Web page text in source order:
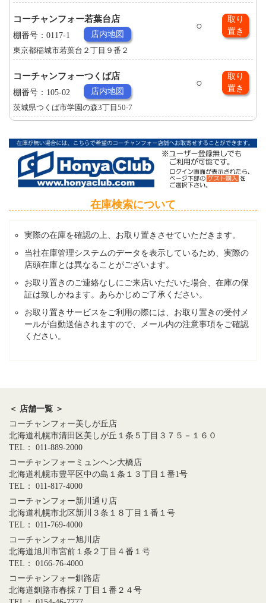
コーチャンフォー若葉台店
○
取り
置き
棚番号：0117-1 店内地図
東京都稲城市若葉台２丁目９番２
コーチャンフォーつくば店
○
取り
置き
棚番号：105-02 店内地図
茨城県つくば市学園の森3丁目50-7
在庫検索について
実際の在庫を確認の上、お取り置きさせていただきます。
当社在庫管理システムのデータを表示しているため、実際の
店頭在庫とは異なることがございます。
お取り置きのご連絡なしにご来店いただいた場合、在庫の保
証は致しかねます。あらかじめご了承ください。
お取り置きサービスをご利用の際には、お取り置きの受付メ
ールが自動送信されますので、メール内の注意事項をご確認
ください。
＜ 店舗一覧 ＞
コーチャンフォー美しが丘店
北海道札幌市清田区美しが丘１条５丁目３７５－１６０
TEL： 011-889-2000
コーチャンフォーミュンヘン大橋店
北海道札幌市豊平区中の島１条１３丁目１番1号
TEL： 011-817-4000
コーチャンフォー新川通り店
北海道札幌市北区新川３条１８丁目１番１号
TEL： 011-769-4000
コーチャンフォー旭川店
北海道旭川市宮前１条２丁目４番１号
TEL： 0166-76-4000
コーチャンフォー釧路店
北海道釧路市春採７丁目１番２４号